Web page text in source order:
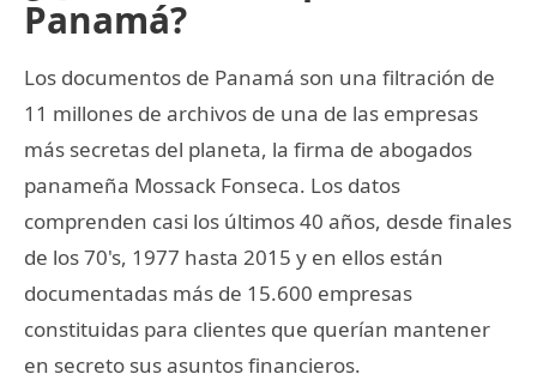
Panamá?
Los documentos de Panamá son una filtración de
11 millones de archivos de una de las empresas
más secretas del planeta, la firma de abogados
panameña Mossack Fonseca. Los datos
comprenden casi los últimos 40 años, desde finales
de los 70's, 1977 hasta 2015 y en ellos están
documentadas más de 15.600 empresas
constituidas para clientes que querían mantener
en secreto sus asuntos financieros.